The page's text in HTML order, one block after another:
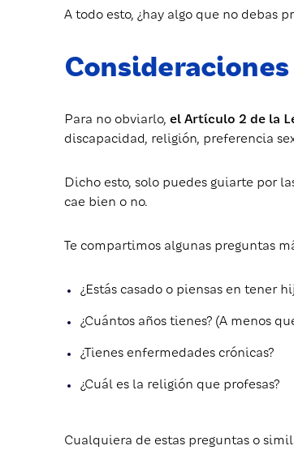
A todo esto, ¿hay algo que no debas
Para no obviarlo,el Artículo 2 de la
discapacidad, religión, preferencia
Dicho esto, solo puedes guiarte por
cae bien o no.
Te compartimos algunas preguntas
¿Estás casado o piensas en tener
¿Cuántos años tienes? (A menos
¿Tienes enfermedades crónicas?
¿Cuál es la religión que profesas?
Cualquiera de estas preguntas o